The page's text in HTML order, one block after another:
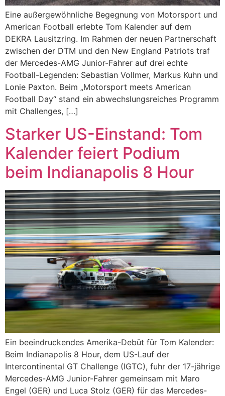
Eine außergewöhnliche Begegnung von Motorsport und
American Football erlebte Tom Kalender auf dem
DEKRA Lausitzring. Im Rahmen der neuen Partnerschaft
zwischen der DTM und den New England Patriots traf
der Mercedes-AMG Junior-Fahrer auf drei echte
Football-Legenden: Sebastian Vollmer, Markus Kuhn und
Lonie Paxton. Beim „Motorsport meets American
Football Day“ stand ein abwechslungsreiches Programm
mit Challenges, […]
Starker US-Einstand: Tom
Kalender feiert Podium
beim Indianapolis 8 Hour
Ein beeindruckendes Amerika-Debüt für Tom Kalender:
Beim Indianapolis 8 Hour, dem US-Lauf der
Intercontinental GT Challenge (IGTC), fuhr der 17-jährige
Mercedes-AMG Junior-Fahrer gemeinsam mit Maro
Engel (GER) und Luca Stolz (GER) für das Mercedes-